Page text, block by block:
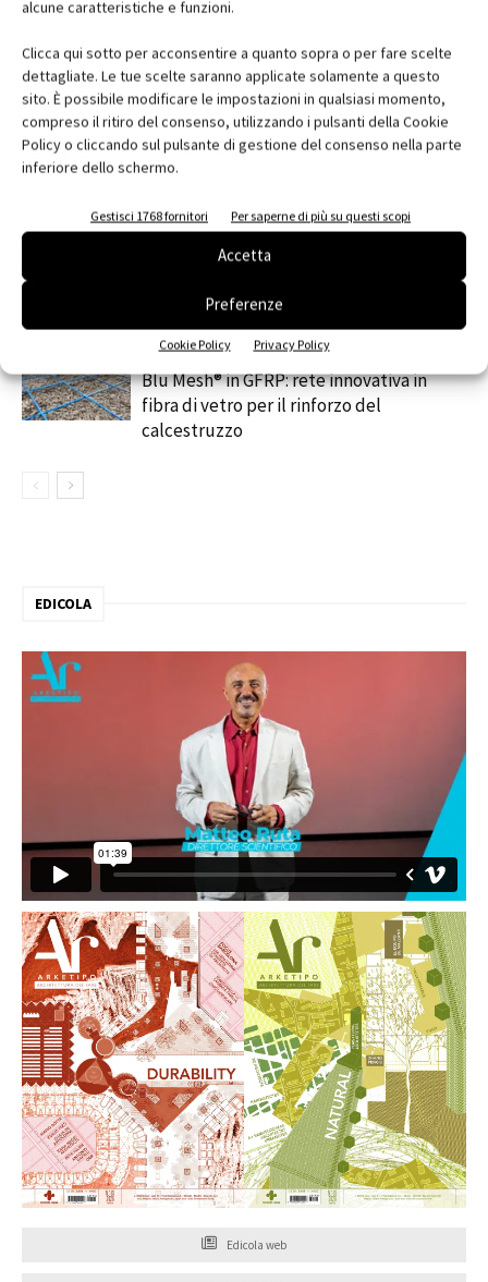
alcune caratteristiche e funzioni.
Clicca qui sotto per acconsentire a quanto sopra o per fare scelte
dettagliate. Le tue scelte saranno applicate solamente a questo
sito. È possibile modificare le impostazioni in qualsiasi momento,
compreso il ritiro del consenso, utilizzando i pulsanti della Cookie
Policy o cliccando sul pulsante di gestione del consenso nella parte
inferiore dello schermo.
Gestisci 1768 fornitori Per saperne di più su questi scopi
Accetta
Preferenze
Cookie Policy Privacy Policy
RELATED ARTICLES MORE FROM AUTHOR
MYCOMFORT TOUCH: il comando evoluto
per una gestione intuitiva del fan coil
Automazione e sensori: la tecnologia che
contenuto sponsorizzato
Blu Mesh® in GFRP: rete innovativa in
fibra di vetro per il rinforzo del
calcestruzzo
EDICOLA
Edicola web